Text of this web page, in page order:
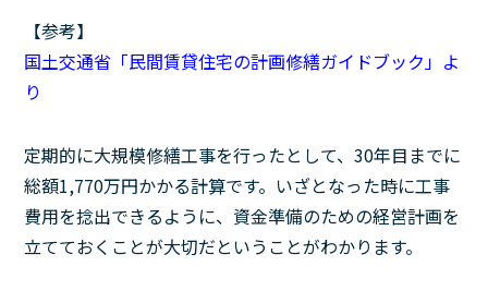
【参考】
国土交通省「民間賃貸住宅の計画修繕ガイドブック」よ
り
定期的に大規模修繕工事を行ったとして、30年目までに
総額1,770万円かかる計算です。いざとなった時に工事
費用を捻出できるように、資金準備のための経営計画を
立てておくことが大切だということがわかります。